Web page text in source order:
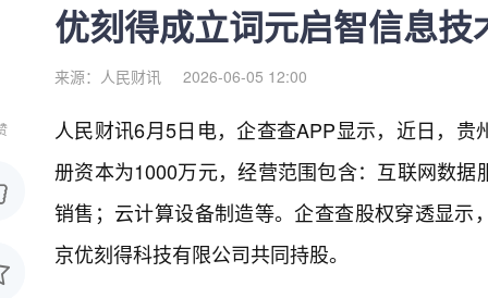
优刻得成立词元启智信息技
来源：人民财讯 2026-06-05 12:00
人民财讯6月5日电， 企查查APP显示，近日，贵
册资本为1000万元，经营范围包含：互联网数
销售；云计算设备制造等。企查查股权穿透显
京优刻得科技有限公司共同持股。